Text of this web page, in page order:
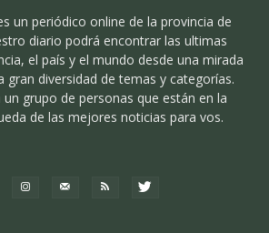
un periódico online de la provincia de
diario podrá encontrar las ultimas
el país y el mundo desde una mirada
gran diversidad de temas y categorías.
grupo de personas que están en la
de las mejores noticias para vos.